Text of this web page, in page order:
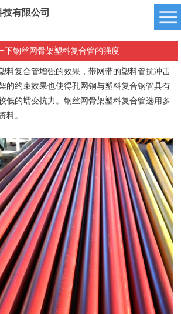
有限公司
下钢丝网骨架塑料复合管的强度
复合管增强的效果，带网带的塑料管抗冲击
的约束效果也使得孔网钢与塑料复合钢管具有
低的蠕变抗力。钢丝网骨架塑料复合管选用多
料。